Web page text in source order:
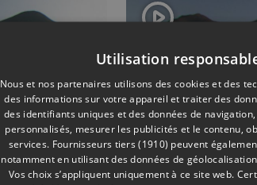
Utilisation
Nous et nos partenaires utilisons des cookies et des
des informations sur votre appareil et traiter des
des identifiants uniques et des données de
personnalisés, mesurer les publicités et le contenu,
services. Fournisseurs tiers (1910) peuvent
notamment en utilisant des données de
Vos choix s’appliquent uniquement à ce site web.